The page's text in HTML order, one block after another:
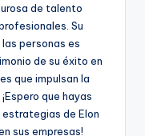
de talento
Su
personas es
de su éxito en
que impulsan la
que hayas
de Elon
sus empresas!